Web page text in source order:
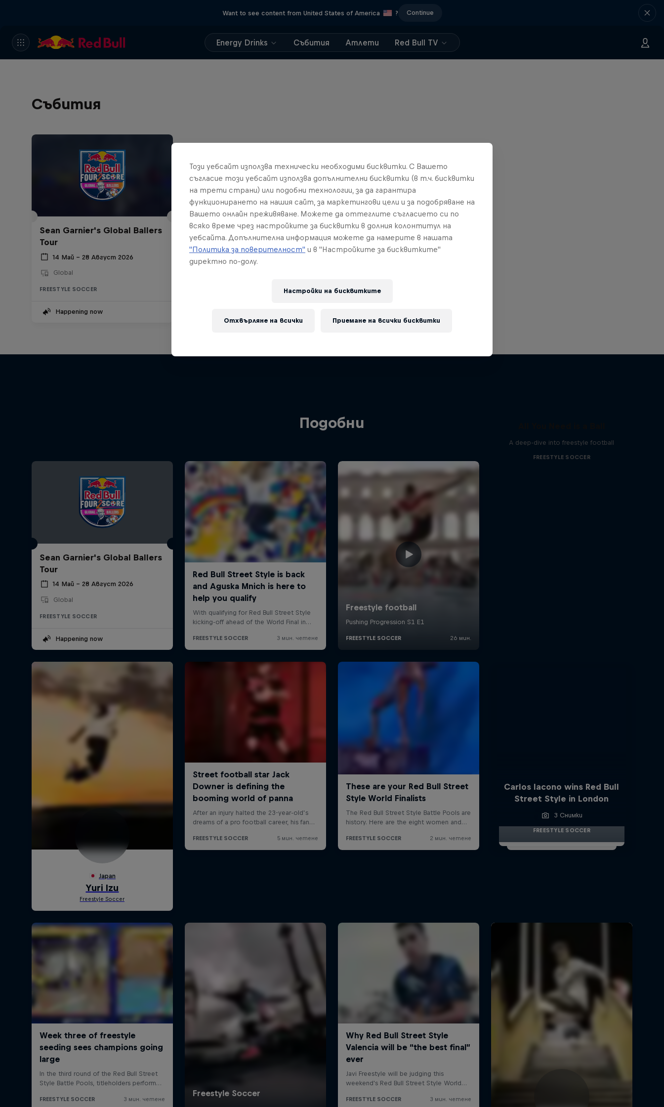
Want to see content from United States of America ? Continue
Energy Drinks Събития Атлети Red Bull TV
Събития
Sean Garnier's Global Ballers
Tour
14 Май – 28 Август 2026
Global
FREESTYLE SOCCER
Happening now
Подобни
Sean Garnier's Global Ballers
Tour
14 Май – 28 Август 2026
Global
FREESTYLE SOCCER
Happening now
A deep-dive into freestyle football
FREESTYLE SOCCER
Carlos Iacono wins Red Bull
Street Style in London
3 Снимки
FREESTYLE SOCCER
Този уебсайт използва технически необходими бисквитки. С Вашето
съгласие този уебсайт използва допълнителни бисквитки (в т.ч. бисквитки
на трети страни) или подобни технологии, за да гарантира
функционирането на нашия сайт, за маркетингови цели и за подобряване на
Вашето онлайн преживяване. Можете да оттеглите съгласието си по
всяко време чрез настройките за бисквитки в долния колонтитул на
уебсайта. Допълнителна информация можете да намерите в нашата
"Политика за поверителност" и в "Настройките за бисквитките"
директно по-долу.
Настройки на бисквитките
Отхвърляне на всички Приемане на всички бисквитки